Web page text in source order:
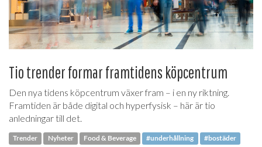
Tio trender formar framtidens köpcentrum
Den nya tidens köpcentrum växer fram – i en ny riktning.
Framtiden är både digital och hyperfysisk – här är tio
anledningar till det.
Trender Nyheter Food & Beverage #underhållning #bostäder